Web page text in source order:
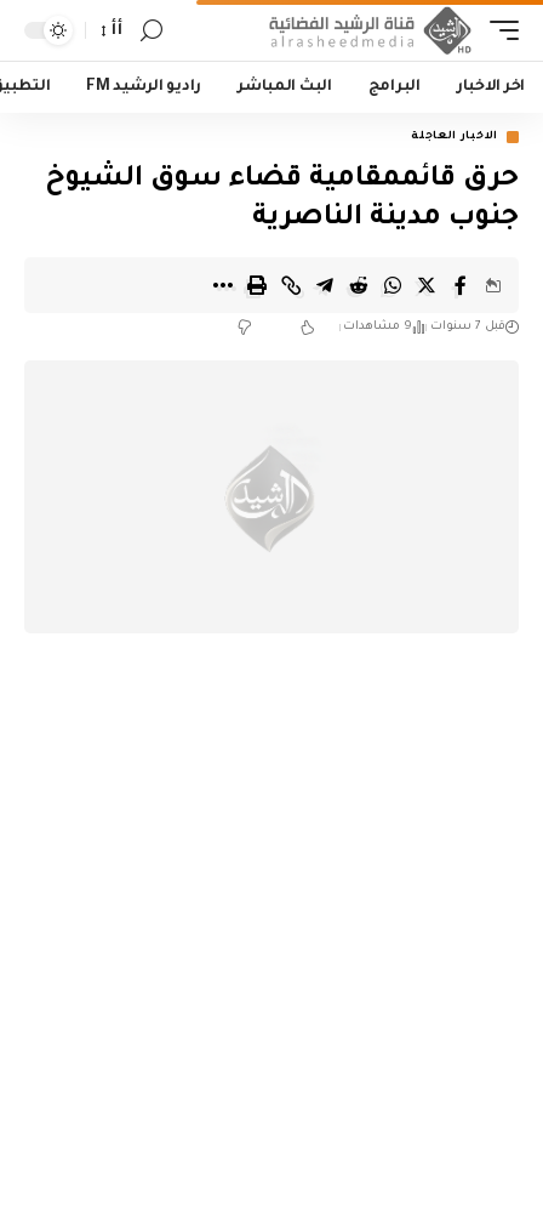
أأ
اخر الاخبار البرامج البث المباشر راديو الرشيد FM
الاخبار العاجلة
حرق قائممقامية قضاء سوق الشيوخ
جنوب مدينة الناصرية
قبل 7 سنوات 9 مشاهدات